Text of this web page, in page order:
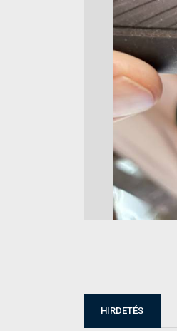
HIRDETÉS